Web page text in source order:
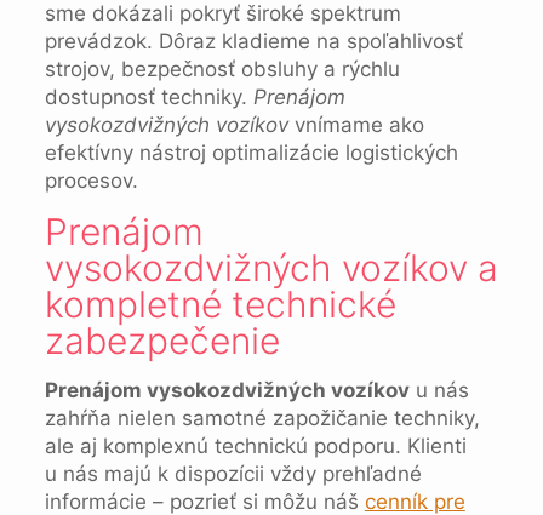
sme dokázali pokryť široké spektrum
prevádzok. Dôraz kladieme na spoľahlivosť
strojov, bezpečnosť obsluhy a rýchlu
dostupnosť techniky. Prenájom
vysokozdvižných vozíkovvnímame ako
efektívny nástroj optimalizácie logistických
procesov.
Prenájom
vysokozdvižných vozíkov a
kompletné technické
zabezpečenie
Prenájom vysokozdvižných vozíkovu nás
zahŕňa nielen samotné zapožičanie techniky,
ale aj komplexnú technickú podporu. Klienti
u nás majú k dispozícii vždy prehľadné
informácie – pozrieť si môžu náš cenník pre